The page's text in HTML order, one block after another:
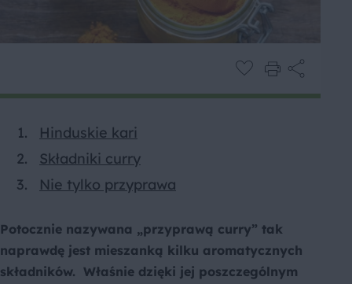
Hinduskie kari
Składniki curry
Nie tylko przyprawa
Potocznie nazywana „przyprawą curry” tak
naprawdę jest mieszanką kilku aromatycznych
składników. Właśnie dzięki jej poszczególnym